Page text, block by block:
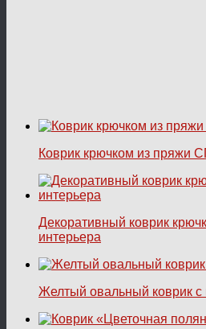
Коврик крючком из пряжи
Декоративный коврик
интерьера
Желтый овальный коврик с